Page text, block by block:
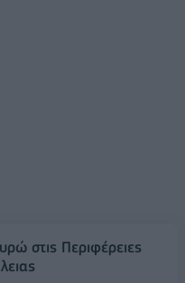
στις Περιφέρειες